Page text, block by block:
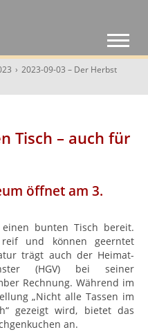
› 2023-09-03 – Der Herbst
Tisch – auch für
öffnet am 3.
bunten Tisch bereit.
und können geerntet
trägt auch der Heimat-
(HGV) bei seiner
Rechnung. Während im
„Nicht alle Tassen im
gezeigt wird, bietet das
an.